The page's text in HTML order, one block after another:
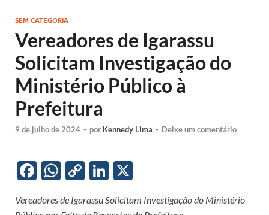
SEM CATEGORIA
Vereadores de Igarassu
Solicitam Investigação do
Ministério Público à
Prefeitura
9 de julho de 2024 - por Kennedy Lima - Deixe um comentário
F
e
W
at
C
p
Li
k
Vereadores de Igarassu Solicitam Investigação do Ministério